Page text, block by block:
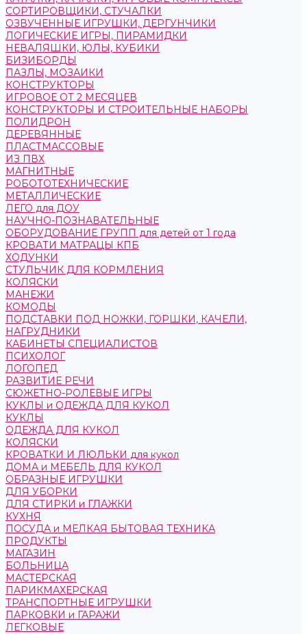
СОРТИРОВЩИКИ, СТУЧАЛКИ
ОЗВУЧЕННЫЕ ИГРУШКИ, ДЕРГУНЧИКИ
ЛОГИЧЕСКИЕ ИГРЫ, ПИРАМИДКИ
НЕВАЛЯШКИ, ЮЛЫ, КУБИКИ
БИЗИБОРДЫ
ПАЗЛЫ, МОЗАИКИ
КОНСТРУКТОРЫ
ИГРОВОЕ ОТ 2 МЕСЯЦЕВ
КОНСТРУКТОРЫ И СТРОИТЕЛЬНЫЕ НАБОРЫ
ПОЛИДРОН
ДЕРЕВЯННЫЕ
ПЛАСТМАССОВЫЕ
ИЗ ПВХ
МАГНИТНЫЕ
РОБОТОТЕХНИЧЕСКИЕ
МЕТАЛЛИЧЕСКИЕ
ЛЕГО для ДОУ
НАУЧНО-ПОЗНАВАТЕЛЬНЫЕ
ОБОРУДОВАНИЕ ГРУПП для детей от 1 года
КРОВАТИ МАТРАЦЫ КПБ
ХОДУНКИ
СТУЛЬЧИК ДЛЯ КОРМЛЕНИЯ
КОЛЯСКИ
МАНЕЖИ
КОМОДЫ
ПОДСТАВКИ ПОД НОЖКИ, ГОРШКИ, КАЧЕЛИ,
НАГРУДНИКИ
КАБИНЕТЫ СПЕЦИАЛИСТОВ
ПСИХОЛОГ
ЛОГОПЕД
РАЗВИТИЕ РЕЧИ
СЮЖЕТНО-РОЛЕВЫЕ ИГРЫ
КУКЛЫ и ОДЕЖДА ДЛЯ КУКОЛ
КУКЛЫ
ОДЕЖДА ДЛЯ КУКОЛ
КОЛЯСКИ
КРОВАТКИ И ЛЮЛЬКИ для кукол
ДОМА и МЕБЕЛЬ ДЛЯ КУКОЛ
ОБРАЗНЫЕ ИГРУШКИ
ДЛЯ УБОРКИ
ДЛЯ СТИРКИ и ГЛАЖКИ
КУХНЯ
ПОСУДА и МЕЛКАЯ БЫТОВАЯ ТЕХНИКА
ПРОДУКТЫ
МАГАЗИН
БОЛЬНИЦА
МАСТЕРСКАЯ
ПАРИКМАХЕРСКАЯ
ТРАНСПОРТНЫЕ ИГРУШКИ
ПАРКОВКИ и ГАРАЖИ
ЛЕГКОВЫЕ